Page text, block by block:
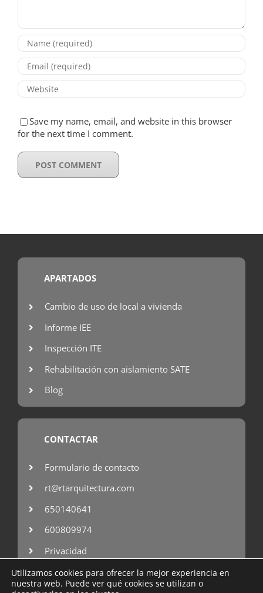
Save my name, email, and website in this browser
for the next time I comment.
APARTADOS
Cambio de uso de local a vivienda
Informe IEE
Inspección ITE
Rehabilitación con aislamiento SATE
Blog
CONTACTAR
Formulario de contacto
rt@rtarquitectura.com
650140641
600809974
Privacidad
Utilizamos cookies para ofrecer la mejor experiencia en
nuestra web. Puede ver qué cookies se utilizan o